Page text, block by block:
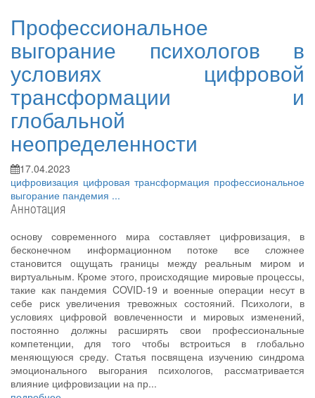
Профессиональное
выгорание психологов в
условиях цифровой
трансформации и
глобальной
неопределенности
17.04.2023
цифровизация цифровая трансформация профессиональное
выгорание пандемия ...
Аннотация
основу современного мира составляет цифровизация, в
бесконечном информационном потоке все сложнее
становится ощущать границы между реальным миром и
виртуальным. Кроме этого, происходящие мировые процессы,
такие как пандемия COVID-19 и военные операции несут в
себе риск увеличения тревожных состояний. Психологи, в
условиях цифровой вовлеченности и мировых изменений,
постоянно должны расширять свои профессиональные
компетенции, для того чтобы встроиться в глобально
меняющуюся среду. Статья посвящена изучению синдрома
эмоционального выгорания психологов, рассматривается
влияние цифровизации на пр...